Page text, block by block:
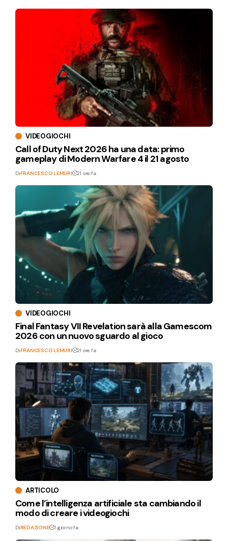
VIDEOGIOCHI
Call of Duty Next 2026 ha una data: primo
gameplay di Modern Warfare 4 il 21 agosto
DiFRANCESCO LEMURI 21 ore fa
VIDEOGIOCHI
Final Fantasy VII Revelation sarà alla Gamescom
2026 con un nuovo sguardo al gioco
DiFRANCESCO LEMURI 21 ore fa
ARTICOLO
Come l’intelligenza artificiale sta cambiando il
modo di creare i videogiochi
DiREDAZIONE 1 giorno fa